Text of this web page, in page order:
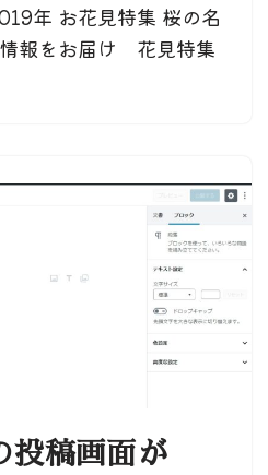
年 お花見特集 桜の名
報をお届け 花見特集
投稿画面が